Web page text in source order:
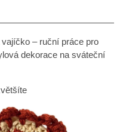
– ruční práce pro
dekorace na sváteční